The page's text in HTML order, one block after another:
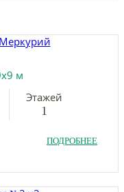
м
Этажей
1
ПОДРОБНЕЕ